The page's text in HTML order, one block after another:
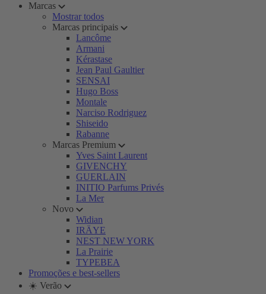
Marcas
Mostrar todos
Marcas principais
Lancôme
Armani
Kérastase
Jean Paul Gaultier
SENSAI
Hugo Boss
Montale
Narciso Rodriguez
Shiseido
Rabanne
Marcas Premium
Yves Saint Laurent
GIVENCHY
GUERLAIN
INITIO Parfums Privés
La Mer
Novo
Widian
IRÄYE
NEST NEW YORK
La Prairie
TYPEBEA
Promoções e best-sellers
☀️ Verão